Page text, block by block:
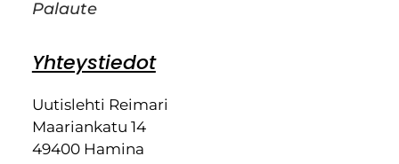
Palaute
Yhteystiedot
Uutislehti Reimari
Maariankatu 14
49400 Hamina